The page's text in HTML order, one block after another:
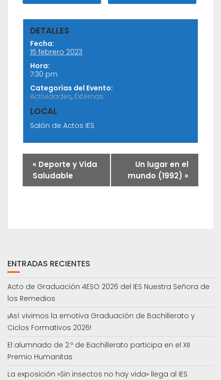
DETALLES
Fecha:
15 febrero 2023
Hora:
7:30 pm
Categorías del Evento:
Actividades, Externas
LOCAL
Salón de Actos IES
« Deporte y Vida
Saludable
Un lugar en el
mundo (1992) »
ENTRADAS RECIENTES
Acto de Graduación 4ESO 2026 del IES Nuestra Señora de
los Remedios
¡Así vivimos la emotiva Graduación de Bachillerato y
Ciclos Formativos 2026!
El alumnado de 2.º de Bachillerato participa en el XII
Premio Humanitas
La exposición «Sin insectos no hay vida» llega al IES